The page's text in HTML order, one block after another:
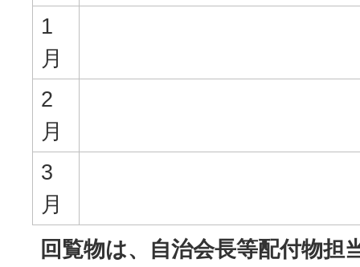
1
月
2
月
3
月
回覧物は、自治会長等配付物担